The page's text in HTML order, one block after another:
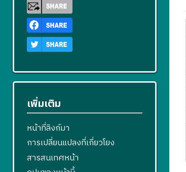
เพิ่มเติม
หน้าที่ลิงก์มา
การเปลี่ยนแปลงที่เกี่ยวโยง
สารสนเทศหน้า